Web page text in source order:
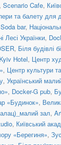
Scenario Cafe,
та балету для
Soda bar,
Лесі Українки,
, Біля будівлі
Hotel, Центр
, Центр культури
, Український
, Docker-G pub,
«Будинок»,
зал,
, Київський
«Берегиня»,